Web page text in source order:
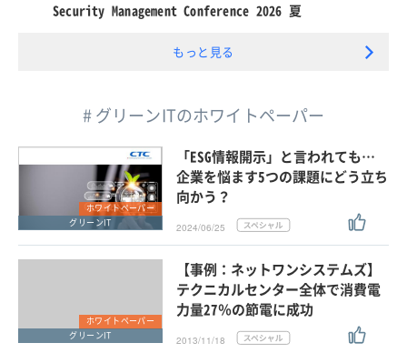
Security Management Conference 2026 夏
もっと見る
# グリーンITのホワイトペーパー
ホワイトペーパー
グリーンIT
「ESG情報開示」と言われても…
企業を悩ます5つの課題にどう立ち
向かう？
2024/06/25
ホワイトペーパー
グリーンIT
【事例：ネットワンシステムズ】
テクニカルセンター全体で消費電
力量27％の節電に成功
2013/11/18